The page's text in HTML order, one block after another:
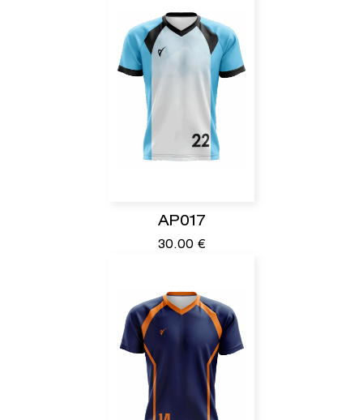
AP017
30.00 €